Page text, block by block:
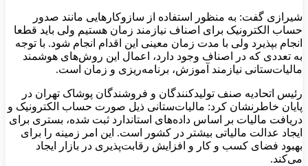
شیرازی گفت: به منظور استفاده از سازوکارهایی مانند صدور
حساب الکترونیک برای اصناف نیازمند زمان هستیم ولی باید قطعا
انجام بپذیرد ولی با مدت زمان معینی این اقدام انجام شود. با توجه
به تعددی که در اصناف وجود دارد، اعمال این روش‌های هوشمند
مالیات‌ستانی نیازمند آموزش، برنامه‌ریزی و زمان است.
رئیس اتحادیه صنف تولیدکنندگان و فروشندگان پوشاک تهران در
پایان خاطرنشان کرد: مالیات‌ستانی ذیل صورت حساب الکترونیک و
دریافت مالیات بر اساس داده‌های استاندارد ثبت شده، بستری برای
ایجاد عدالت مالیاتی بیشتر در کشور است. این امر زمینه را برای
بهبود فضای کسب و کار و افزایش رقابت‌پذیری در بازار ایجاد
می‌کند.